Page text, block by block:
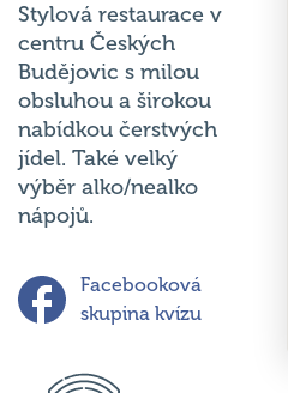
Stylová restaurace v
centru Českých
Budějovic s milou
obsluhou a širokou
nabídkou čerstvých
jídel. Také velký
výběr alko/nealko
nápojů.
Facebooková
skupina kvízu